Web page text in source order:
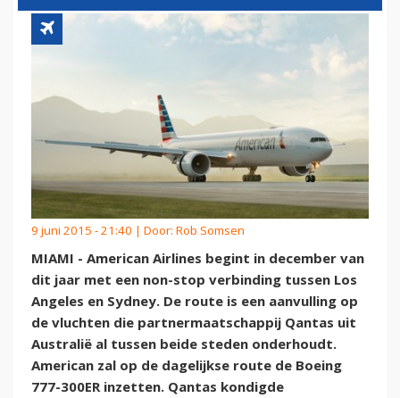
9 juni 2015 - 21:40 | Door: Rob Somsen
MIAMI - American Airlines begint in december van
dit jaar met een non-stop verbinding tussen Los
Angeles en Sydney. De route is een aanvulling op
de vluchten die partnermaatschappij Qantas uit
Australië al tussen beide steden onderhoudt.
American zal op de dagelijkse route de Boeing
777-300ER inzetten. Qantas kondigde